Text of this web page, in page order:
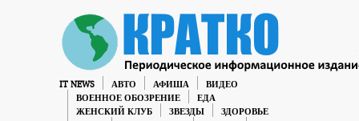
IT NEWS АВТО АФИША
ВИДЕО
ВОЕННОЕ ОБОЗРЕНИЕ
ЕДА
ЖЕНСКИЙ КЛУБ
ЗВЕЗДЫ
ЗДОРОВЬЕ